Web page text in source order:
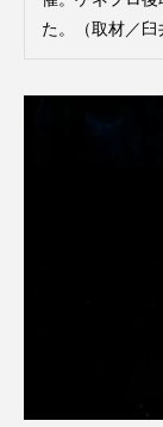
た。（取材／臼